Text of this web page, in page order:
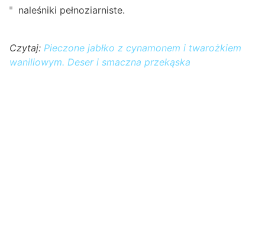
naleśniki pełnoziarniste.
Czytaj: Pieczone jabłko z cynamonem i twarożkiem
waniliowym. Deser i smaczna przekąska